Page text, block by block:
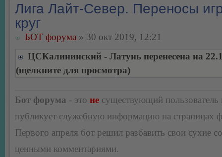
Лига Лайт-Север. Переносы
круг
БОТ форума » 30 окт 2019, 12:21
ЦСКалининский - Латунь перенесена на
(щелкните для просмотра)
Бот форума - это не существующий пользователь
публикует служебную информацию на страницах
Первого апреля бот решил разбавить свои сухие
ценными комментариями.